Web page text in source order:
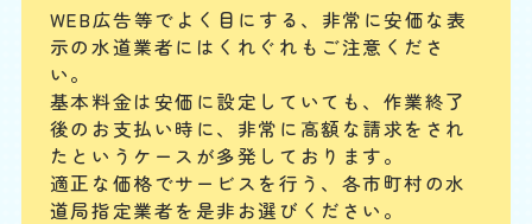
トイレタンクからの水漏
れ
3,000円 W
EB
限
定
割
引
2,200 円 0
合計 2,200
まず、止水栓を閉めて水の供給をストップします。タンク内のフロート
バルブやフラッシュバルブの動作確認、オーバーフロー管の水位を確
WEB広告等でよく目にする、非常に安価な表
示の水道業者にはくれぐれもご注意くださ
い。
基本料金は安価に設定していても、作業終了
後のお支払い時に、 非常に高額な請求をされ
たというケースが多発しております。
適正な価格でサービスを行う、各市町村の水
道局指定業者を是非お選びください。